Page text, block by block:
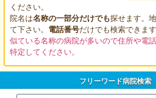
ください。
院名は名称の一部分だけでも探せます。
て下さい。 電話番号だけでも検索できます
似ている名称の病院が多いので住所や電
特定してください。
フリーワード病院検索